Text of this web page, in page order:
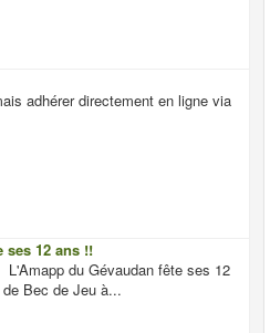
adhérer directement en ligne via
ses 12 ans !!
du Gévaudan fête ses 12
Bec de Jeu à...